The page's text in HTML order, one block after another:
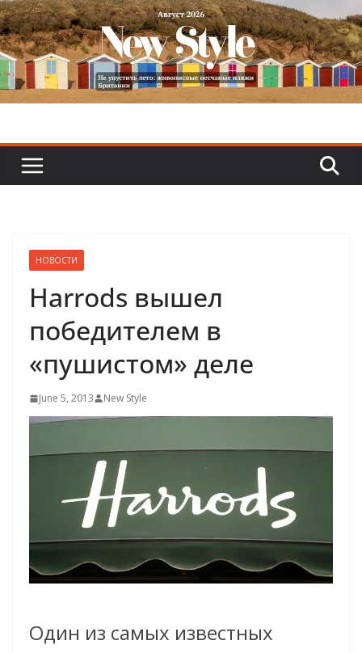
Skip
to
content
НОВОСТИ
Harrods вышел
победителем в
«пушистом» деле
June 5, 2013 New Style
Один из самых известных